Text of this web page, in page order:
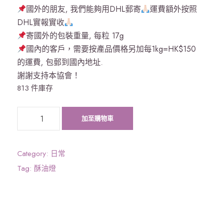
國外的朋友, 我們能夠用DHL郵寄
運費額外按照
DHL實報實收
寄國外的包裝重量, 每粒 17g
國內的客戶，需要按產品價格另加每1kg=HK$150
的運費, 包郵到國內地址.
謝謝支持本協會！
813 件庫存
豐
盛
加至購物車
Category: 日常
Tag: 酥油燈